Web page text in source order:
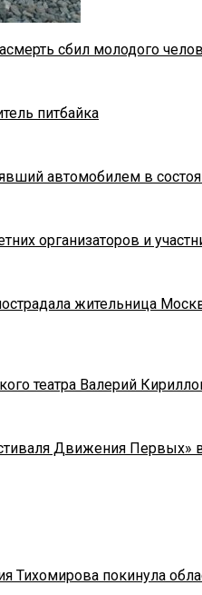
сбил молодого
питбайка
автомобилем в
организаторов и
жительница
театра Валерий
Движения Первых»
Тихомирова покинула